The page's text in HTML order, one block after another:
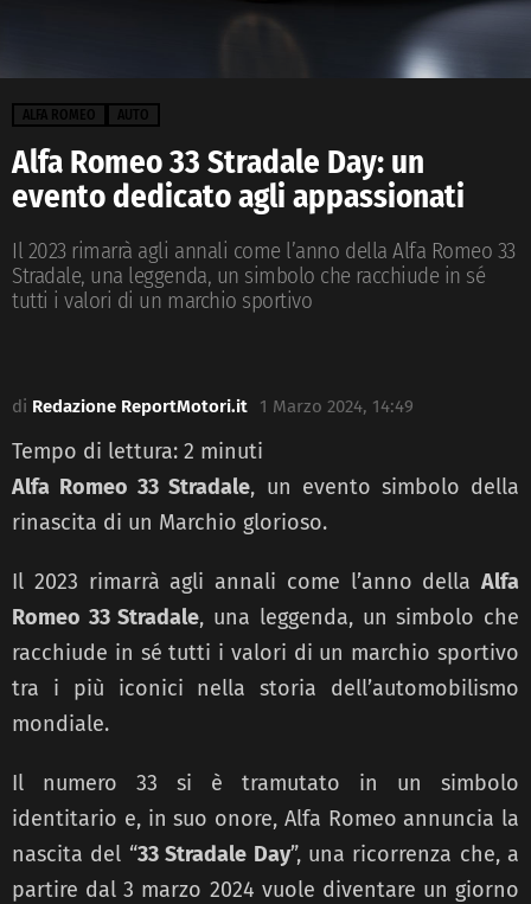
ALFA ROMEO AUTO
Alfa Romeo 33 Stradale Day: un
evento dedicato agli appassionati
Il 2023 rimarrà agli annali come l’anno della Alfa Romeo 33
Stradale, una leggenda, un simbolo che racchiude in sé
tutti i valori di un marchio sportivo
di Redazione ReportMotori.it 1 Marzo 2024, 14:49
Tempo di lettura: 2 minuti
Alfa Romeo 33 Stradale, un evento simbolo della
rinascita di un Marchio glorioso.
Il 2023 rimarrà agli annali come l’anno della Alfa
Romeo 33 Stradale, una leggenda, un simbolo che
racchiude in sé tutti i valori di un marchio sportivo
tra i più iconici nella storia dell’automobilismo
mondiale.
Il numero 33 si è tramutato in un simbolo
identitario e, in suo onore, Alfa Romeo annuncia la
nascita del “33 Stradale Day”, una ricorrenza che, a
partire dal 3 marzo 2024 vuole diventare un giorno